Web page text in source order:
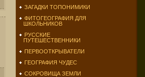
ЗАГАДКИ ТОПОНИМИКИ
ФИТОГЕОГРАФИЯ ДЛЯ
ШКОЛЬНИКОВ
РУССКИЕ
ПУТЕШЕСТВЕННИКИ
ПЕРВООТКРЫВАТЕЛИ
ГЕОГРАФИЯ ЧУДЕС
СОКРОВИЩА ЗЕМЛИ